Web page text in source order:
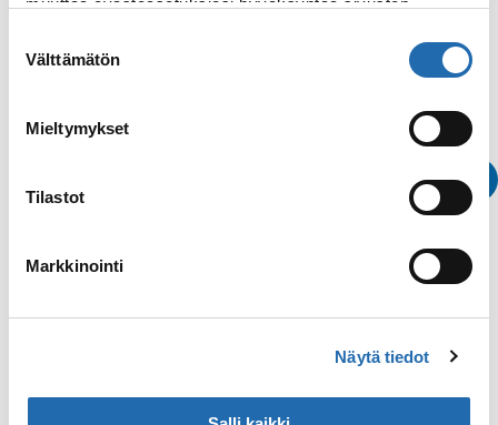
valinta
Välttämätön
Mieltymykset
Tilastot
Markkinointi
Näytä tiedotVaraa
Katso kaikki